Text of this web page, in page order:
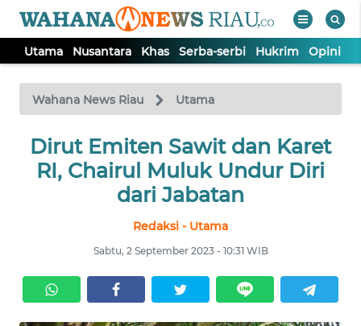
Utama Nusantara Khas Serba-serbi Hukrim Opini
Wahana News Riau Utama
Dirut Emiten Sawit dan Karet
RI, Chairul Muluk Undur Diri
dari Jabatan
Redaksi - Utama
Sabtu, 2 September 2023 - 10:31 WIB
TV
Tutup
UTAMA
SERBA-
SERBI